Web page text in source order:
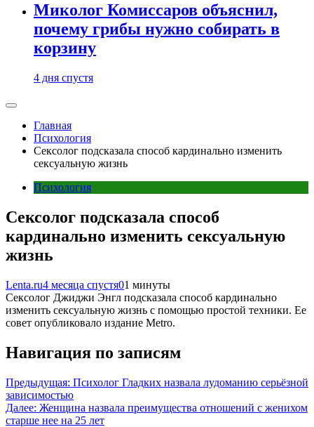
Миколог Комиссаров объяснил,
почему грибы нужно собирать в
корзину
4 дня спустя
Главная
Психология
Сексолог подсказала способ кардинально изменить
сексуальную жизнь
Психология
Сексолог подсказала способ
кардинально изменить сексуальную
жизнь
Lenta.ru4 месяца спустя01 минуты
Сексолог Джиджи Энгл подсказала способ кардинально
изменить сексуальную жизнь с помощью простой техники. Ее
совет опубликовало издание Metro.
Навигация по записям
Предыдущая: Психолог Гладких назвала лудоманию серьёзной
зависимостью
Далее: Женщина назвала преимущества отношений с женихом
старше нее на 25 лет